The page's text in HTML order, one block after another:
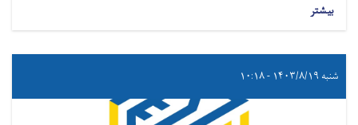
بیشتر
شنبه ۱۴۰۳/۸/۱۹ - ۱۰:۱۸